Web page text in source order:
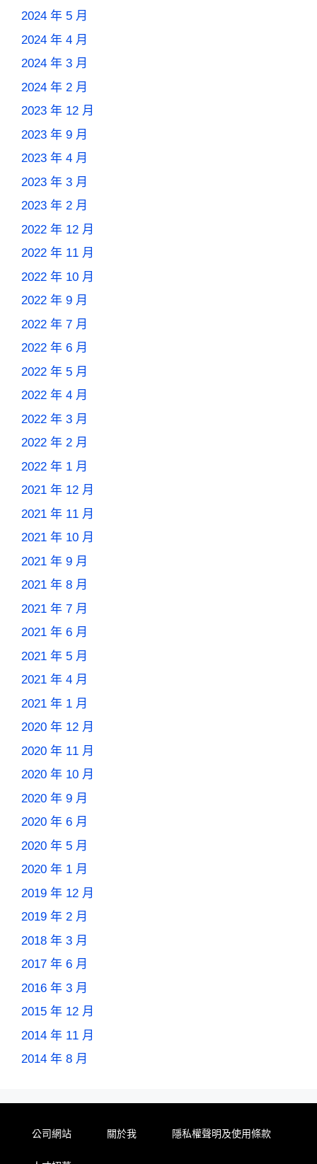
2024 年 5 月
2024 年 4 月
2024 年 3 月
2024 年 2 月
2023 年 12 月
2023 年 9 月
2023 年 4 月
2023 年 3 月
2023 年 2 月
2022 年 12 月
2022 年 11 月
2022 年 10 月
2022 年 9 月
2022 年 7 月
2022 年 6 月
2022 年 5 月
2022 年 4 月
2022 年 3 月
2022 年 2 月
2022 年 1 月
2021 年 12 月
2021 年 11 月
2021 年 10 月
2021 年 9 月
2021 年 8 月
2021 年 7 月
2021 年 6 月
2021 年 5 月
2021 年 4 月
2021 年 1 月
2020 年 12 月
2020 年 11 月
2020 年 10 月
2020 年 9 月
2020 年 6 月
2020 年 5 月
2020 年 1 月
2019 年 12 月
2019 年 2 月
2018 年 3 月
2017 年 6 月
2016 年 3 月
2015 年 12 月
2014 年 11 月
2014 年 8 月
公司網站 關於我 隱私權聲明及使用條款